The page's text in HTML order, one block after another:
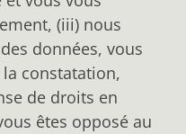
(iii) nous
données, vous
constatation,
de droits en
êtes opposé au